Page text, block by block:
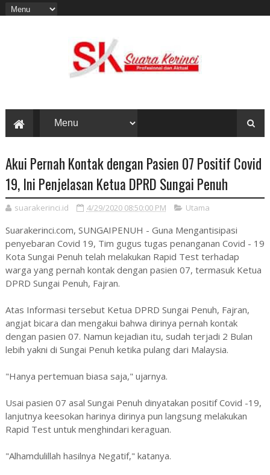
Akui Pernah Kontak dengan Pasien 07 Positif Covid
19, Ini Penjelasan Ketua DPRD Sungai Penuh
suarakerinci.id 4/29/2020 08:50:00 PM Utama
Suarakerinci.com, SUNGAIPENUH - Guna Mengantisipasi
penyebaran Covid 19, Tim gugus tugas penanganan Covid - 19
Kota Sungai Penuh telah melakukan Rapid Test terhadap
warga yang pernah kontak dengan pasien 07, termasuk Ketua
DPRD Sungai Penuh, Fajran.
Atas Informasi tersebut Ketua DPRD Sungai Penuh, Fajran,
angjat bicara dan mengakui bahwa dirinya pernah kontak
dengan pasien 07. Namun kejadian itu, sudah terjadi 2 Bulan
lebih yakni di Sungai Penuh ketika pulang dari Malaysia.
"Hanya pertemuan biasa saja," ujarnya.
Usai pasien 07 asal Sungai Penuh dinyatakan positif Covid -19,
lanjutnya keesokan harinya dirinya pun langsung melakukan
Rapid Test untuk menghindari keraguan.
"Alhamdulillah hasilnya Negatif," katanya.